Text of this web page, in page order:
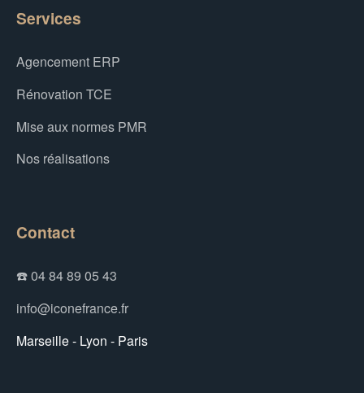
Services
Agencement ERP
Rénovation TCE
Mise aux normes PMR
Nos réalisations
Contact
☎️ 04 84 89 05 43
info@iconefrance.fr
Marseille - Lyon - Paris